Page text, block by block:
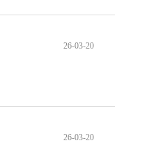
26-03-20
26-03-20